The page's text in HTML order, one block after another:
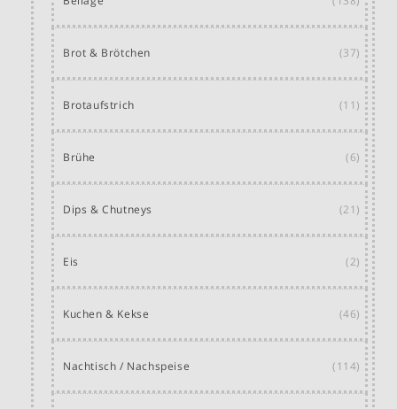
Brot & Brötchen (37)
Brotaufstrich (11)
Brühe (6)
Dips & Chutneys (21)
Eis (2)
Kuchen & Kekse (46)
Nachtisch / Nachspeise (114)